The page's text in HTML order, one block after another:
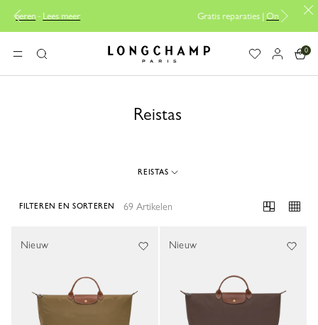
Ontdek onze reparatieservice
MENUZoeken Longchamp - Home
0
Reistas
REISTAS
69 Artikelen
FILTEREN EN SORTEREN
Nieuw Nieuw